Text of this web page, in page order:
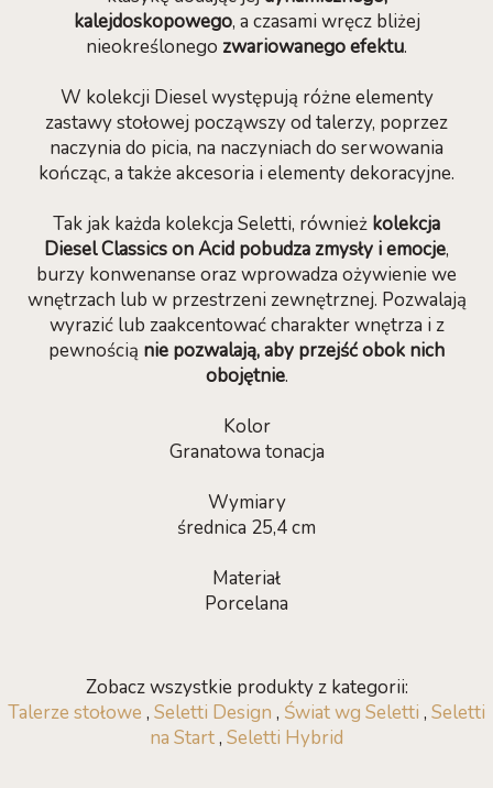
kalejdoskopowego, a czasami wręcz bliżej
nieokreślonego zwariowanego efektu.
W kolekcji Diesel występują różne elementy
zastawy stołowej począwszy od talerzy, poprzez
naczynia do picia, na naczyniach do serwowania
kończąc, a także akcesoria i elementy dekoracyjne.
Tak jak każda kolekcja Seletti, również kolekcja
Diesel Classics on Acid pobudza zmysły i emocje,
burzy konwenanse oraz wprowadza ożywienie we
wnętrzach lub w przestrzeni zewnętrznej. Pozwalają
wyrazić lub zaakcentować charakter wnętrza i z
pewnością nie pozwalają, aby przejść obok nich
obojętnie.
Kolor
Granatowa tonacja
Wymiary
średnica 25,4 cm
Materiał
Porcelana
Zobacz wszystkie produkty z kategorii:
Talerze stołowe , Seletti Design , Świat wg Seletti , Seletti
na Start, Seletti Hybrid